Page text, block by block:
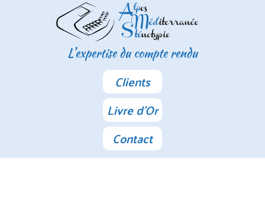
L'expertise du compte rendu
Clients
Livre d'Or
Contact